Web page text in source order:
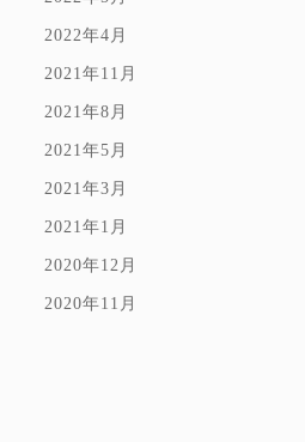
2022年4月
2021年11月
2021年8月
2021年5月
2021年3月
2021年1月
2020年12月
2020年11月